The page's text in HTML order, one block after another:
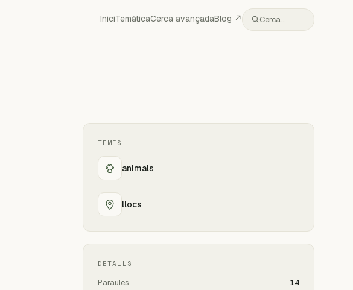
IniciTemàticaCerca avançadaBlog ↗ Cerca…
TEMES
animals
llocs
DETALLS
Paraules 14